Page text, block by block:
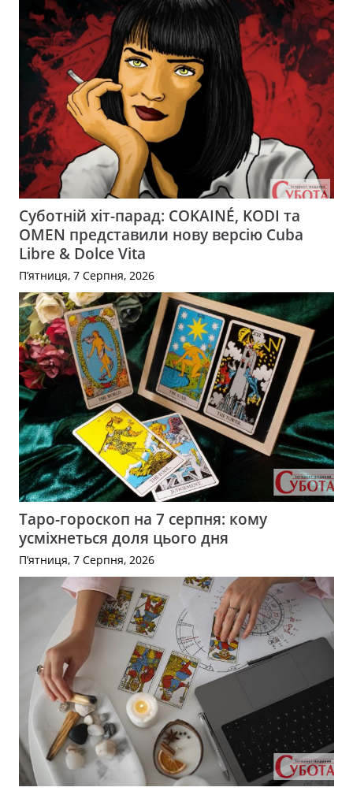
Суботній хіт-парад: COKAINÉ, KODI та
OMEN представили нову версію Cuba
Libre & Dolce Vita
П’ятниця, 7 Серпня, 2026
Таро-гороскоп на 7 серпня: кому
усміхнеться доля цього дня
П’ятниця, 7 Серпня, 2026